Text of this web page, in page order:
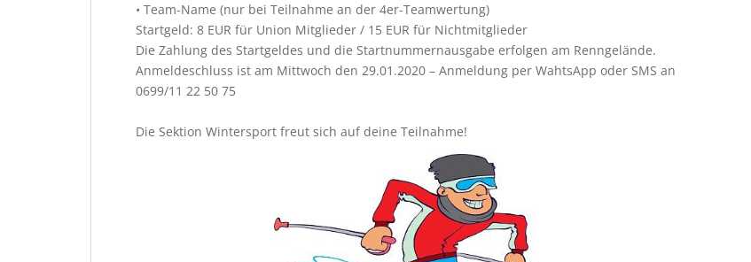
• Team-Name (nur bei Teilnahme an der 4er-Teamwertung)
Startgeld: 8 EUR für Union Mitglieder / 15 EUR für Nichtmitglieder
Die Zahlung des Startgeldes und die Startnummernausgabe erfolgen am Renngelände.
Anmeldeschluss ist am Mittwoch den 29.01.2020 – Anmeldung per WahtsApp oder SMS an
0699/11 22 50 75
Die Sektion Wintersport freut sich auf deine Teilnahme!